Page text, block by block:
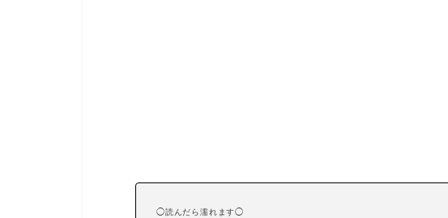
◯読んだら濡れます◯